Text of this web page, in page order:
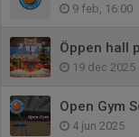
9 feb, 16:00
Öppen hall
19 dec 2025
Open Gym
4 jun 2025